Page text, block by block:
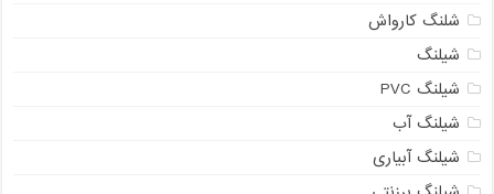
شلنگ کارواش
شیلنگ
شیلنگ PVC
شیلنگ آب
شیلنگ آبیاری